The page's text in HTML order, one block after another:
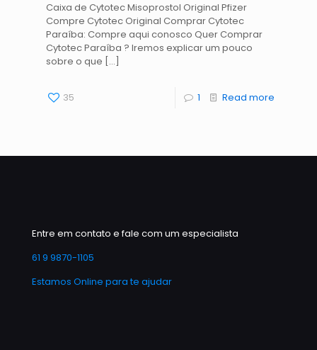
Caixa de Cytotec Misoprostol Original Pfizer
Compre Cytotec Original Comprar Cytotec
Paraíba: Compre aqui conosco Quer Comprar
Cytotec Paraíba ? Iremos explicar um pouco
sobre o que […]
35 1 Read more
Entre em contato e fale com um especialista
61 9 9870-1105
Estamos Online para te ajudar